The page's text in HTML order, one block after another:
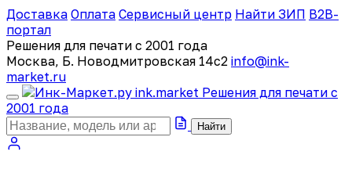
Доставка Оплата Сервисный центр Найти ЗИП B2B-
портал
Решения для печати с 2001 года
Москва, Б. Новодмитровская 14с2 info@ink-
market.ru
ink.market Решения для печати с
2001 года
Найти